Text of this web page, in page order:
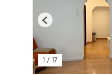
1 / 17
Previous